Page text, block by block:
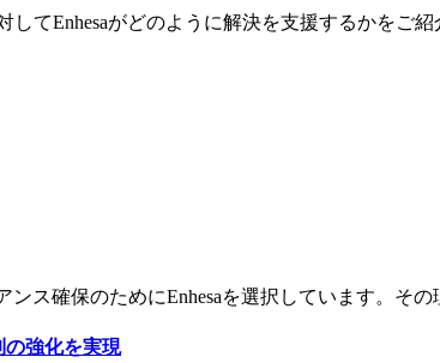
てEnhesaがどのように解決を支援するかをご紹
ス確保のためにEnhesaを選択しています。その
の強化を実現